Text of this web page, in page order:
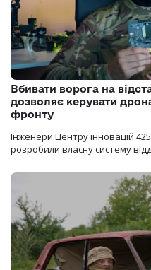
Вбивати ворога на
дозволяє керувати
фронту
Інженери Центру інновацій
розробили власну систему